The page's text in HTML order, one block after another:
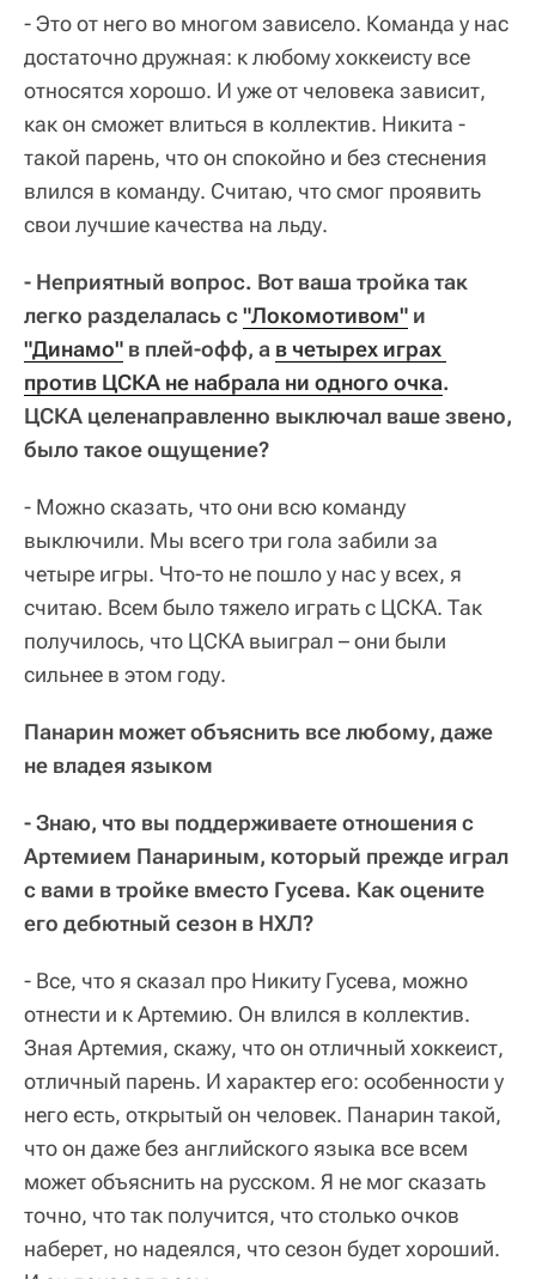
- Это от него во многом зависело. Команда у нас
достаточно дружная: к любому хоккеисту все
относятся хорошо. И уже от человека зависит,
как он сможет влиться в коллектив. Никита -
такой парень, что он спокойно и без стеснения
влился в команду. Считаю, что смог проявить
свои лучшие качества на льду.
- Неприятный вопрос. Вот ваша тройка так
легко разделалась с"Локомотивом" и
"Динамо" в плей-офф, а в четырех играх
против ЦСКА не набрала ни одного очка.
ЦСКА целенаправленно выключал ваше звено,
было такое ощущение?
- Можно сказать, что они всю команду
выключили. Мы всего три гола забили за
четыре игры. Что-то не пошло у нас у всех, я
считаю. Всем было тяжело играть с ЦСКА. Так
получилось, что ЦСКА выиграл – они были
сильнее в этом году.
Панарин может объяснить все любому, даже
не владея языком
- Знаю, что вы поддерживаете отношения с
Артемием Панариным, который прежде играл
с вами в тройке вместо Гусева. Как оцените
его дебютный сезон в НХЛ?
- Все, что я сказал про Никиту Гусева, можно
отнести и к Артемию. Он влился в коллектив.
Зная Артемия, скажу, что он отличный хоккеист,
отличный парень. И характер его: особенности у
него есть, открытый он человек. Панарин такой,
что он даже без английского языка все всем
может объяснить на русском. Я не мог сказать
точно, что так получится, что столько очков
наберет, но надеялся, что сезон будет хороший.